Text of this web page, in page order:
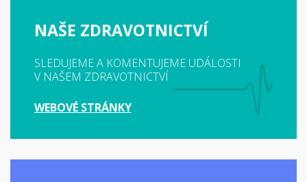
NAŠE ZDRAVOTNICTVÍ
SLEDUJEME A KOMENTUJEME UDÁLOSTI
V NAŠEM ZDRAVOTNICTVÍ
WEBOVÉ STRÁNKY